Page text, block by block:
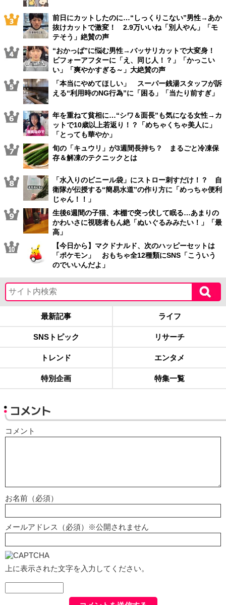
前日にカットしたのに…“しっくりこない”男性→あか
抜けカットで激変！ 2.9万いいね「別人やん」「モ
テそう」絶賛の声
“おかっぱ”に悩む男性→バッサリカットで大変身！
ビフォーアフターに「え、同じ人！？」「かっこい
い」「爽やかすぎる～」大絶賛の声
「本当にやめてほしい」 スーパー銭湯スタッフが訴
える“利用時のNG行為”に「困る」「当たり前すぎ」
年を重ねて貧相に…“シワ＆面長”も気になる女性→カ
ットで10歳以上若返り！？「めちゃくちゃ美人に」
「とっても華やか」
旬の「キュウリ」が3週間長持ち？ まるごと冷凍保
存＆解凍のテクニックとは
「水入りのビニール袋」にストロー刺すだけ！？ 自
衛隊が伝授する“簡易水道”の作り方に「めっちゃ便利
じゃん！！」
生後6週間の子猫、本棚で突っ伏して眠る…あまりの
かわいさに視聴者もん絶「ぬいぐるみみたい！」「最
高」
【今日から】マクドナルド、次のハッピーセットは
「ポケモン」 おもちゃ全12種類にSNS「こういう
のでいいんだよ」
最新記事 ライフ
SNSトピック リサーチ
トレンド エンタメ
特別企画 特集一覧
コメント
コメント
お名前（必須）
メールアドレス（必須）※公開されません
上に表示された文字を入力してください。